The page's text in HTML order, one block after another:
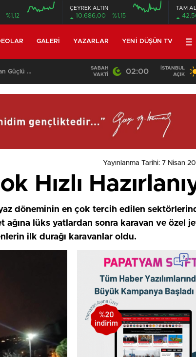
%1,12
ÇEYREK ALTIN
10.686,00 %1,15
TAM
GALERI YAZARLAR YENI DÜŞÜN TV
Kocadere Referandumunda Karar Çıktı: Teşvikiye’ye Bağlanmaya Halktan Güçlü Destek 02:08 / İznik’te Feci Trafik
SABAH
VAKTI
02:00
İSTANBUL
AÇIK
Yayınlanma Tarihi: 7 Nisan
Hızlı
döneminin en çok tercih edilen
ağına lüks yatlardan sonra karavan ve özel
ilk durağı karavanlar oldu.